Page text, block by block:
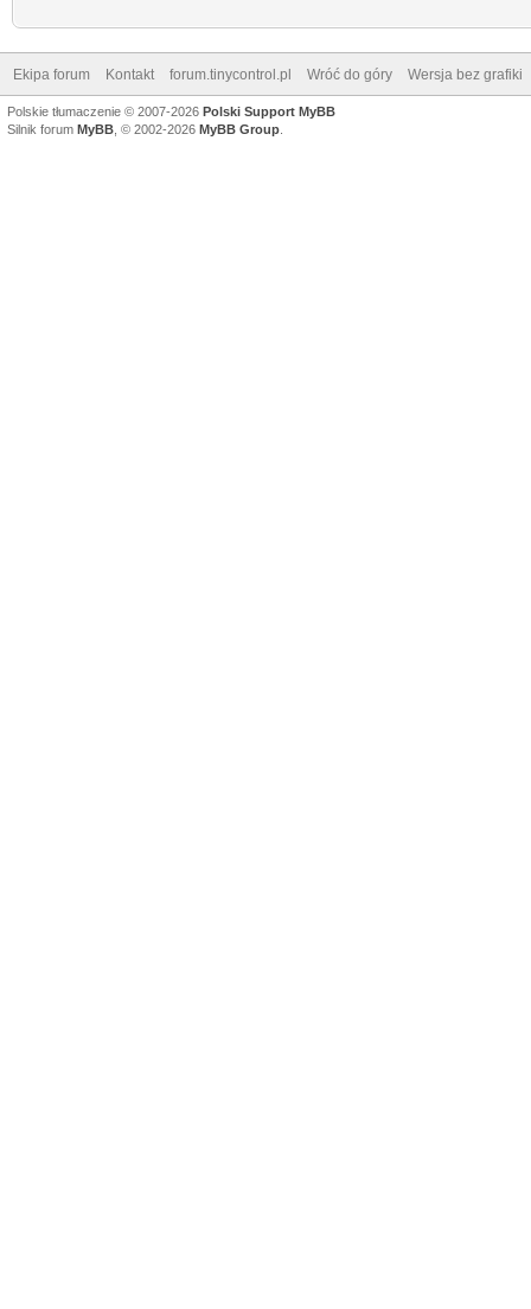
Ekipa forum Kontakt forum.tinycontrol.pl Wróć do góry Wersja bez grafiki
Polskie tłumaczenie © 2007-2026 Polski Support MyBB
Silnik forum MyBB , © 2002-2026 MyBB Group